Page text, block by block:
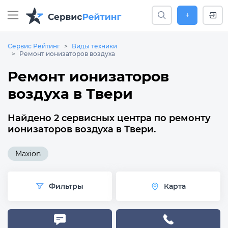
+
Сервис Рейтинг
Виды техники
Ремонт ионизаторов воздуха
Ремонт ионизаторов
воздуха в Твери
Найдено 2 сервисных центра по ремонту
ионизаторов воздуха в Твери.
Maxion
Фильтры Карта